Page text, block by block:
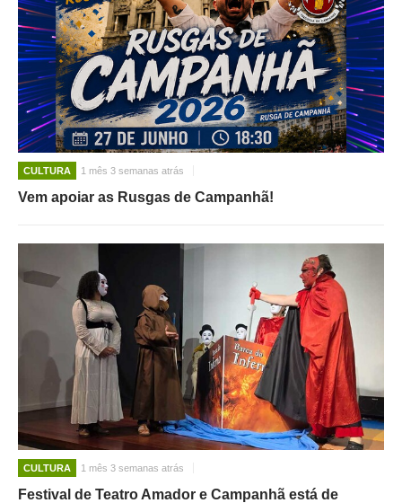
CULTURA 1 mês 3 semanas atrás
Vem apoiar as Rusgas de Campanhã!
CULTURA 1 mês 3 semanas atrás
Festival de Teatro Amador e Campanhã está de